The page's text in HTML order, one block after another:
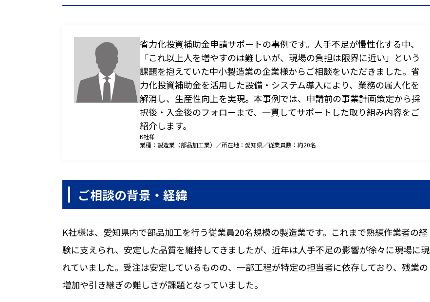
省力化投資補助金申請サポートの事例です。人手不足が慢性化する中、
「これ以上人を増やすのは難しいが、現場の負担は限界に近い」という
課題を抱えていた中小製造業の企業様からご相談をいただきました。省
力化投資補助金を活用した設備・システム導入により、業務の属人化を
解消し、生産性向上を実現。本事例では、申請前の事業計画策定から採
択後・入金後のフォローまで、一貫してサポートした取り組み内容をご
紹介します。
K社様
業種：製造業（部品加工業）／所在地：愛知県／従業員数：約20名
ご相談の背景・経緯
K社様は、愛知県内で部品加工を行う従業員20名規模の製造業です。これまで熟練作業者の経
験に支えられ、安定した品質を維持してきましたが、近年は人手不足の影響が徐々に現場に現
れていました。受注は安定しているものの、一部工程が特定の担当者に依存しており、残業の
増加や引き継ぎの難しさが課題となっていました。
0120-088-173
受付時間：9時30分～18時30分
全国対応